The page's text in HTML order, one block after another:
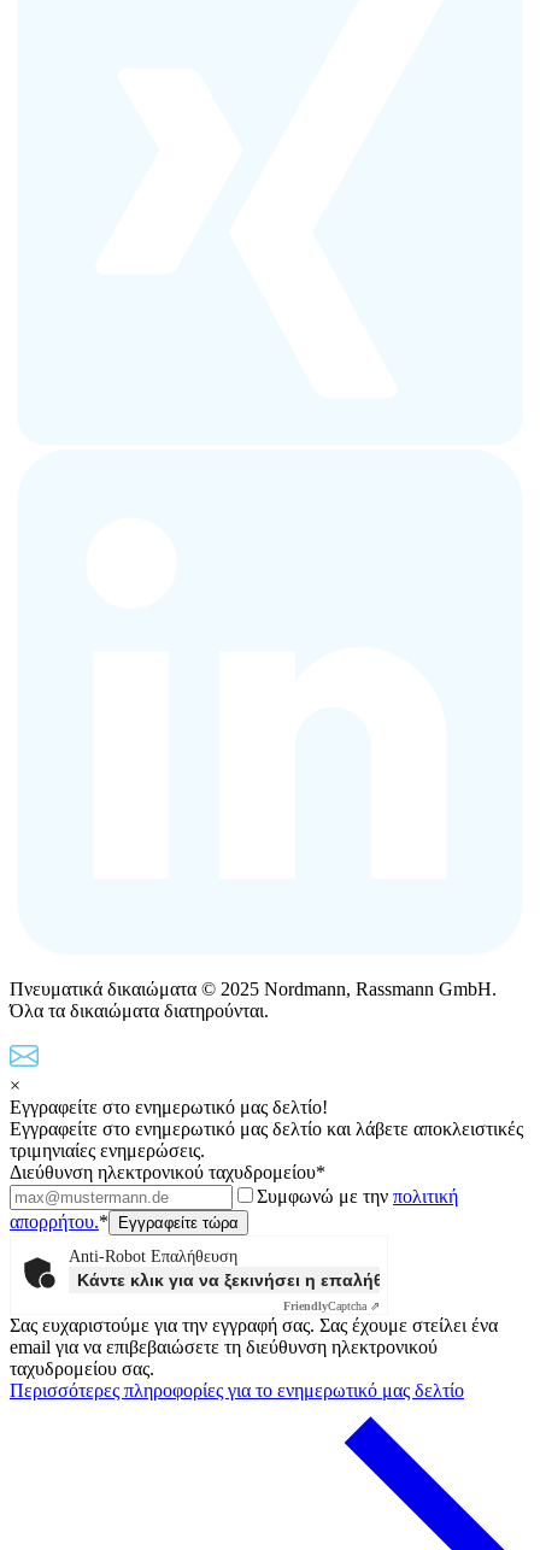
Πνευματικά δικαιώματα © 2025 Nordmann, Rassmann GmbH.
Όλα τα δικαιώματα διατηρούνται.
×
Εγγραφείτε στο ενημερωτικό μας δελτίο!
Εγγραφείτε στο ενημερωτικό μας δελτίο και λάβετε αποκλειστικές
τριμηνιαίες ενημερώσεις.
Διεύθυνση ηλεκτρονικού ταχυδρομείου*
Συμφωνώ με την πολιτική
απορρήτου.*
Anti-Robot Επαλήθευση
Κάντε κλικ για να ξεκινήσει η επαλήθευσης
FriendlyCaptcha ⇗
Σας ευχαριστούμε για την εγγραφή σας. Σας έχουμε στείλει ένα
email για να επιβεβαιώσετε τη διεύθυνση ηλεκτρονικού
ταχυδρομείου σας.
Περισσότερες πληροφορίες για το ενημερωτικό μας δελτίο